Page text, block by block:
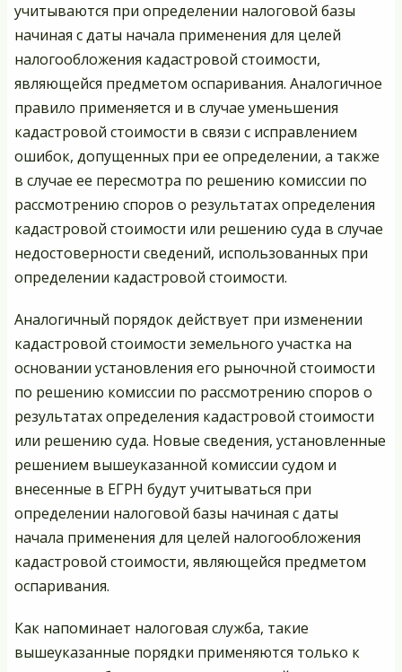
учитываются при определении налоговой базы
начиная с даты начала применения для целей
налогообложения кадастровой стоимости,
являющейся предметом оспаривания. Аналогичное
правило применяется и в случае уменьшения
кадастровой стоимости в связи с исправлением
ошибок, допущенных при ее определении, а также
в случае ее пересмотра по решению комиссии по
рассмотрению споров о результатах определения
кадастровой стоимости или решению суда в случае
недостоверности сведений, использованных при
определении кадастровой стоимости.
Аналогичный порядок действует при изменении
кадастровой стоимости земельного участка на
основании установления его рыночной стоимости
по решению комиссии по рассмотрению споров о
результатах определения кадастровой стоимости
или решению суда. Новые сведения, установленные
решением вышеуказанной комиссии судом и
внесенные в ЕГРН будут учитываться при
определении налоговой базы начиная с даты
начала применения для целей налогообложения
кадастровой стоимости, являющейся предметом
оспаривания.
Как напоминает налоговая служба, такие
вышеуказанные порядки применяются только к